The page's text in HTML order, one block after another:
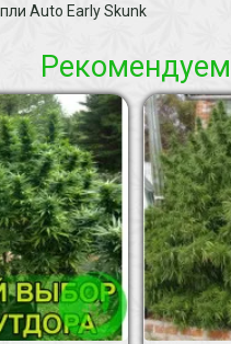
Auto Early Skunk
Рекомендуем